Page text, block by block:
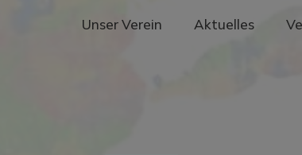
Unser Verein Aktuelles